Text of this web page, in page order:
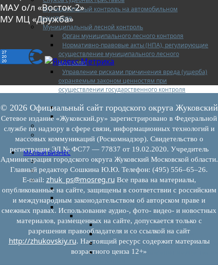
Муниципальный контроль на автомобильном
транспорте
Муниципальный лесной контроль
Орган муниципального лесного контроля
Нормативно-правовые акты (НПА), регулирующие
осуществление муниципального лесного
контроля:
Управление рисками причинения вреда (ущерба)
охраняемым законом ценностям при
осуществлении государственного контроля
Программа профилактики
Доклады муниципального лесного контроля
Муниципальный контроль за ЕТО
Муниципальный контроль в сфере
благоустройства
МАЛЫЙ БИЗНЕС
Прием предпринимателей
Новости МСП
Поддержка МСП
Поддержка МСП
Финансовая поддержка
Имущественная поддержка
Нормативно-правовые акты
Федеральное законодательство
Региональное законодательство
Порядок формирования и ведения
Порядок предоставления имущества из
МАУ о/л «Восток-2»
МУ МЦ «Дружба»
© 2026 Официальный сайт городского округа Жуковский
Сетевое издание «Жуковский.ру» зарегистрировано в Федеральной
службе по надзору в сфере связи, информационных технологий и
массовых коммуникаций (Роскомнадзор). Свидетельство о
регистрации ЭЛ № ФС77 — 77837 от 19.02.2020. Учредитель
Администрация городского округа Жуковский Московской области.
Главный редактор Сошкина Ю.Ю. Телефон: (495) 556–65–26.
E‑mail: zhuk_ps@mosreg.ru Все права на материалы,
опубликованные на сайте, защищены в соответствии с российским
и международным законодательством об авторском праве и
смежных правах. Использование аудио-, фото- видео- и новостных
материалов, размещенных на сайте, допускается только с
разрешения правообладателя и со ссылкой на сайт
http://zhukovskiy.ru. Настоящий ресурс содержит материалы
возрастного ценза 12+»